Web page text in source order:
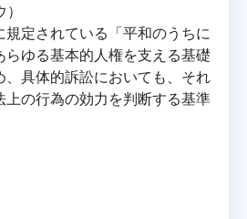
規定されている「平和のうちに
ゆる基本的人権を支える基礎
、具体的訴訟においても、それ
上の行為の効力を判断する基準